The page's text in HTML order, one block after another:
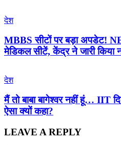
देश
MBBS सीटों पर बड़ा अपडेट!
मेडिकल सीटें, केंद्र ने जारी किया
देश
मैं तो बाबा बागेश्वर नहीं हूं… IIT
ऐसा क्यों कहा?
LEAVE A REPLY